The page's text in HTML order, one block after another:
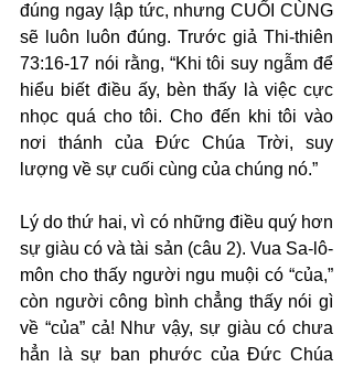
đúng ngay lập tức, nhưng CUỐI CÙNG
sẽ luôn luôn đúng. Trước giả Thi-thiên
73:16-17 nói rằng, “Khi tôi suy ngẫm để
hiểu biết điều ấy, bèn thấy là việc cực
nhọc quá cho tôi. Cho đến khi tôi vào
nơi thánh của Đức Chúa Trời, suy
lượng về sự cuối cùng của chúng nó.”
Lý do thứ hai, vì có những điều quý hơn
sự giàu có và tài sản (câu 2). Vua Sa-lô-
môn cho thấy người ngu muội có “của,”
còn người công bình chẳng thấy nói gì
về “của” cả! Như vậy, sự giàu có chưa
hẳn là sự ban phước của Đức Chúa